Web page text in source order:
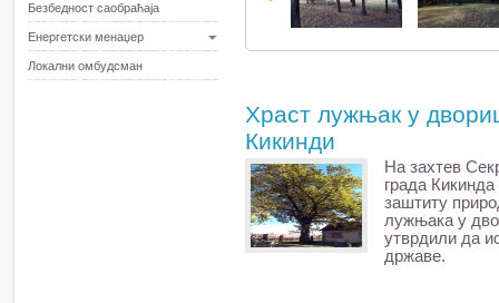
Безбедност саобраћаја
Енергетски менаџер
Локални омбудсман
Храст лужњак у
Кикинди
На захтев
града
заштиту
лужњака у
утврдили да
државе.